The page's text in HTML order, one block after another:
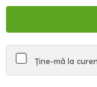
Ține-mă la